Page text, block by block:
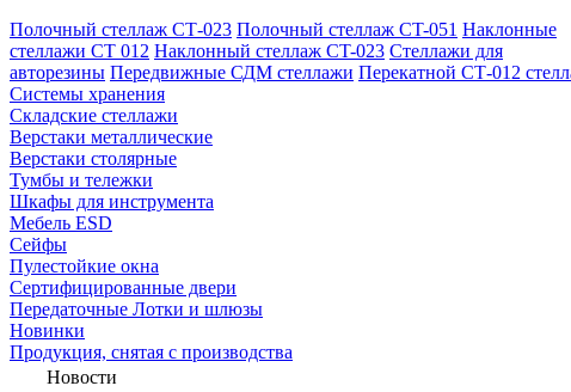
Полочный стеллаж СТ-023 Полочный стеллаж CT-051 Наклонные
стеллажи СТ 012 Наклонный стеллаж CT-023 Стеллажи для
авторезины Передвижные СДМ стеллажи Перекатной СТ-012
Системы хранения
Складские стеллажи
Верстаки металлические
Верстаки столярные
Тумбы и тележки
Шкафы для инструмента
Мебель ESD
Сейфы
Пулестойкие окна
Сертифицированные двери
Передаточные Лотки и шлюзы
Новинки
Продукция, снятая с производства
Новости